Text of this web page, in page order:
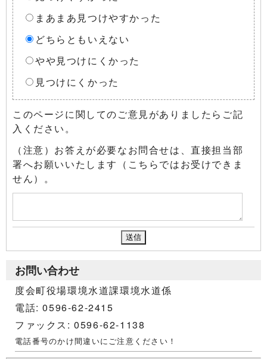
まあまあ見つけやすかった
どちらともいえない
やや見つけにくかった
見つけにくかった
このページに関してのご意見がありましたらご記
入ください。
（注意）お答えが必要なお問合せは、直接担当部
署へお願いいたします（こちらではお受けできま
せん）。
お問い合わせ
度会町役場環境水道課環境水道係
電話: 0596-62-2415
ファックス: 0596-62-1138
電話番号のかけ間違いにご注意ください！